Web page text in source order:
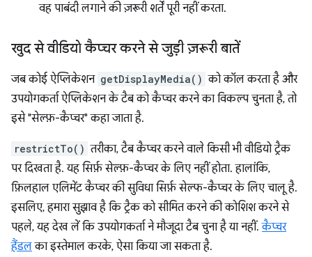
वह पाबंदी लगाने की ज़रूरी शर्तें पूरी नहीं करता.
खुद से वीडियो कैप्चर करने से जुड़ी ज़रूरी बातें
जब कोई ऐप्लिकेशन getDisplayMedia() को कॉल करता है और
उपयोगकर्ता ऐप्लिकेशन के टैब को कैप्चर करने का विकल्प चुनता है, तो
इसे "सेल्फ़-कैप्चर" कहा जाता है.
restrictTo() तरीका, टैब कैप्चर करने वाले किसी भी वीडियो ट्रैक
पर दिखता है. यह सिर्फ़ सेल्फ़-कैप्चर के लिए नहीं होता. हालांकि,
फ़िलहाल एलिमेंट कैप्चर की सुविधा सिर्फ़ सेल्फ-कैप्चर के लिए चालू है.
इसलिए, हमारा सुझाव है कि ट्रैक को सीमित करने की कोशिश करने से
पहले, यह देख लें कि उपयोगकर्ता ने मौजूदा टैब चुना है या नहीं.कैप्चर
हैंडलका इस्तेमाल करके, ऐसा किया जा सकता है.